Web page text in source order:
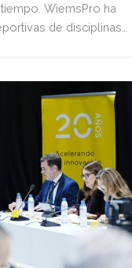
WiemsPro ha
de disciplinas
una de las
con mayor potencial.